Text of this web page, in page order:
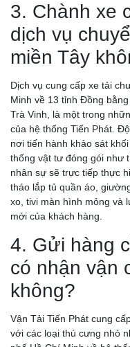
3. Chành xe
dịch vụ
miền Tây
Dịch vụ cung cấp xe tải
Minh về 13 tỉnh Đồng
Trà Vinh, là một trong
của hệ thống Tiến Phát.
nơi tiến hành khảo sát
thống vật tư đóng gói như
nhân sự sẽ trực tiếp thực
tháo lắp tủ quần áo,
xo, tivi màn hình mỏng và
mới của khách hàng.
4. Gửi hàng
có nhận vận
không?
Vận Tải Tiến Phát cung
với các loại thú cưng nhỏ
TRONG NGÀY
CHÀNH XE CẦN THƠ: CHỈ 750Đ/KG, GIÁ TIẾT KIỆM,
CHIẾT KHẤU HẤP DẪN